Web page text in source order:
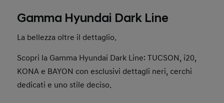
Gamma Hyundai Dark Line
La bellezza oltre il dettaglio.
Scopri la Gamma Hyundai Dark Line: TUCSON, i20,
KONA e BAYON con esclusivi dettagli neri, cerchi
dedicati e uno stile deciso.